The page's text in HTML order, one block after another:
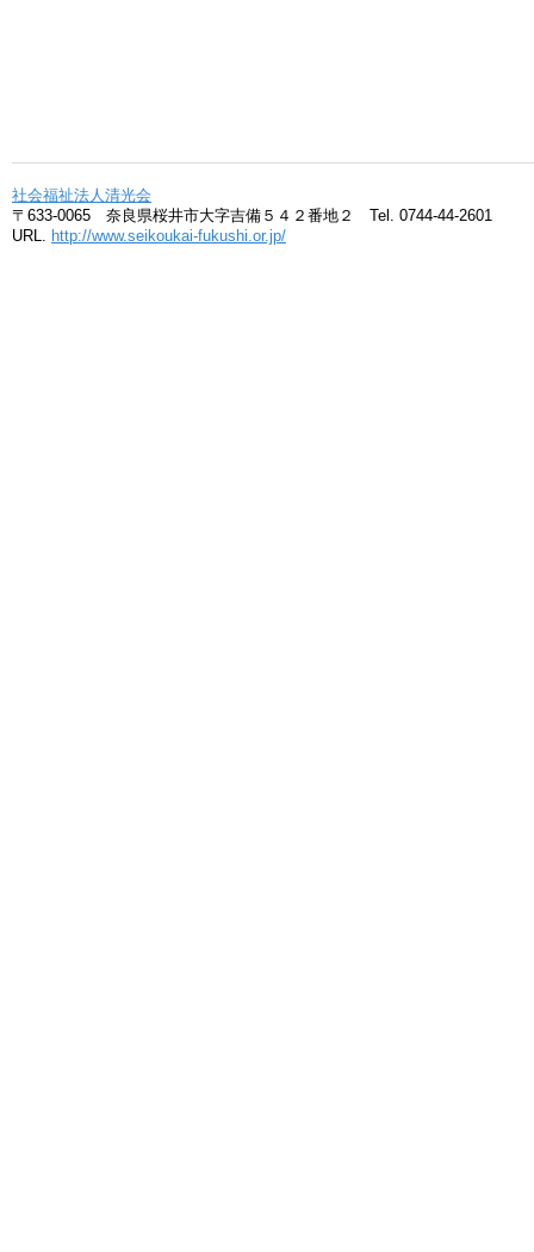
社会福祉法人清光会
〒633-0065 奈良県桜井市大字吉備５４２番地２ Tel. 0744-44-2601
URL. http://www.seikoukai-fukushi.or.jp/